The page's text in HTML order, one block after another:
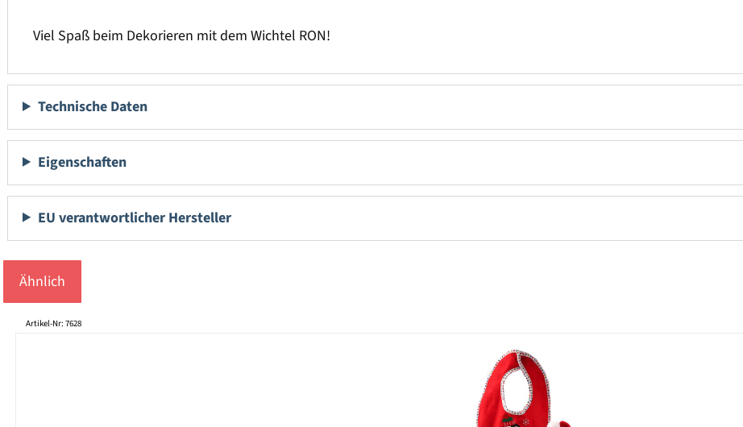
Viel Spaß beim Dekorieren mit dem Wichtel RON!
Technische Daten
Eigenschaften
EU verantwortlicher Hersteller
Ähnlich
Produktgalerie überspringen
Artikel-Nr: 7628